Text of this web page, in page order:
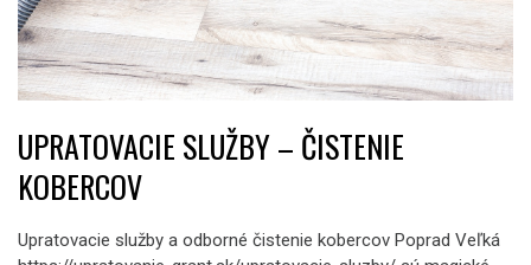
UPRATOVACIE SLUŽBY – ČISTENIE
KOBERCOV
Upratovacie služby a odborné čistenie kobercov Poprad Veľká